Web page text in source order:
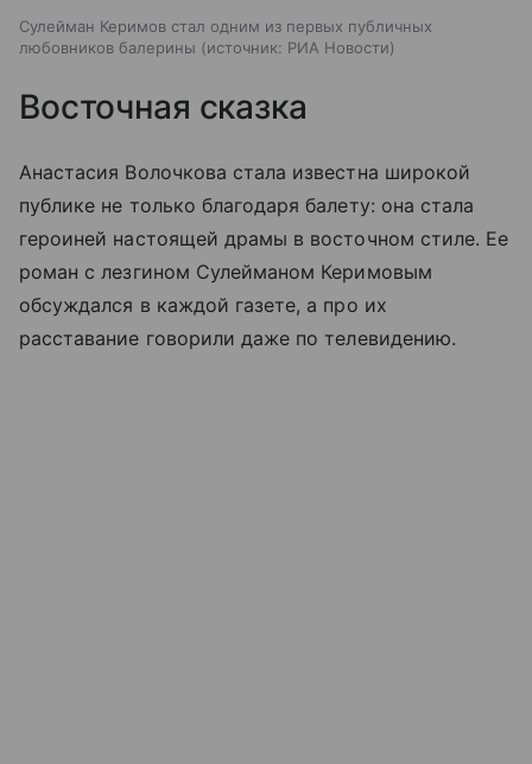
Сулейман Керимов стал одним из первых публичных
любовников балерины
источник: РИА Новости
Восточная сказка
Анастасия Волочкова стала известна широкой
публике не только благодаря балету: она стала
героиней настоящей драмы в восточном стиле. Ее
роман с лезгином Сулейманом Керимовым
обсуждался в каждой газете, а про их
расставание говорили даже по телевидению.